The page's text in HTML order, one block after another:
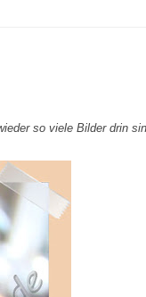
so viele Bilder drin